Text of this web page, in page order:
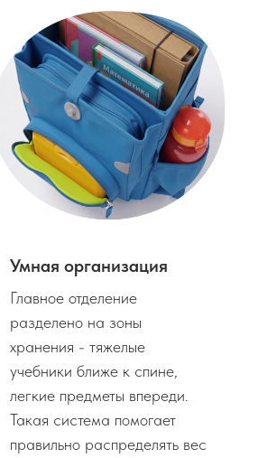
Умная организация
Главное отделение
разделено на зоны
хранения - тяжелые
учебники ближе к спине,
легкие предметы впереди.
Такая система помогает
правильно распределять вес